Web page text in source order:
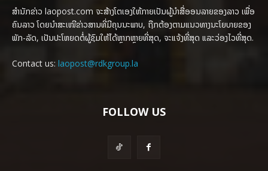
ສຳນັກຂ່າວ laopost.com ຈະສ້າງໂຕເອງໃຫ້ກາຍເປັນຜູ້ນຳສື່ອອນລາຍຂອງລາວ ເພື່ອ
ຄົນລາວ ໂດຍນຳສະເໜີຂ່າວສານທີ່ມີຄຸນນະພາບ, ຖືກຕ້ອງຕາມແນວທາງນະໂຍບາຍຂອງ
ພັກ-ລັດ, ເປັນປະໂຫຍດຕໍ່ຜູ້ຊົມໃຫ້ໄດ້ຫຼາກຫຼາຍທີ່ສຸດ, ຈະແຈ້ງທີ່ສຸດ ແລະວ່ອງໄວທີ່ສຸດ.
Contact us: laopost@rdkgroup.la
FOLLOW US